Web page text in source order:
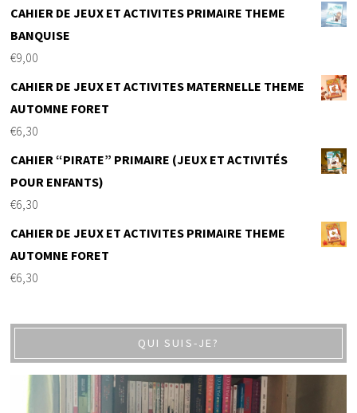
CAHIER DE JEUX ET ACTIVITES PRIMAIRE THEME
BANQUISE
€9,00
CAHIER DE JEUX ET ACTIVITES MATERNELLE THEME
AUTOMNE FORET
€6,30
CAHIER “PIRATE” PRIMAIRE (JEUX ET ACTIVITÉS
POUR ENFANTS)
€6,30
CAHIER DE JEUX ET ACTIVITES PRIMAIRE THEME
AUTOMNE FORET
€6,30
QUI SUIS-JE?